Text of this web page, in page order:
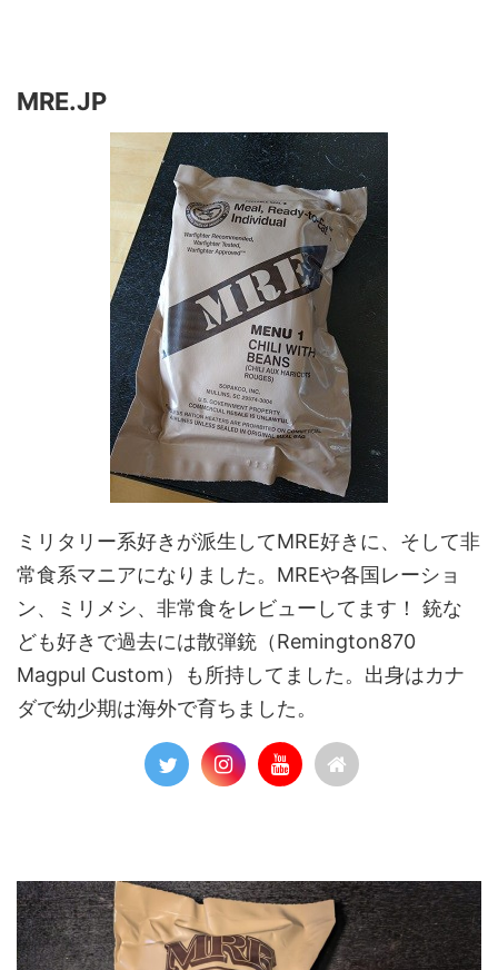
MRE.JP
ミリタリー系好きが派生してMRE好きに、そして非
常食系マニアになりました。MREや各国レーショ
ン、ミリメシ、非常食をレビューしてます！ 銃な
ども好きで過去には散弾銃（Remington870
Magpul Custom）も所持してました。出身はカナ
ダで幼少期は海外で育ちました。